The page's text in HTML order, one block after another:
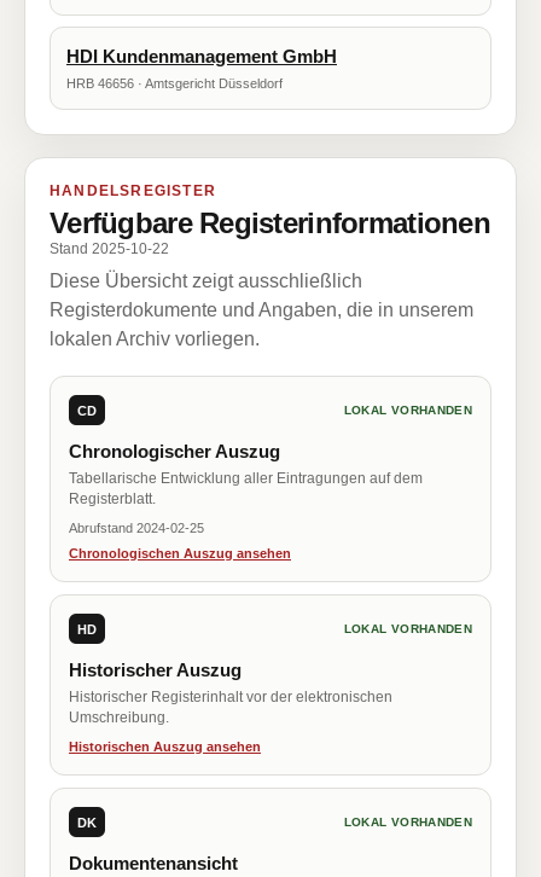
HDI Kundenmanagement GmbH
HRB 46656 · Amtsgericht Düsseldorf
HANDELSREGISTER
Verfügbare Registerinformationen
Stand 2025-10-22
Diese Übersicht zeigt ausschließlich
Registerdokumente und Angaben, die in unserem
lokalen Archiv vorliegen.
CD LOKAL VORHANDEN
Chronologischer Auszug
Tabellarische Entwicklung aller Eintragungen auf dem
Registerblatt.
Abrufstand 2024-02-25
Chronologischen Auszug ansehen
HD LOKAL VORHANDEN
Historischer Auszug
Historischer Registerinhalt vor der elektronischen
Umschreibung.
Historischen Auszug ansehen
DK LOKAL VORHANDEN
Dokumentenansicht